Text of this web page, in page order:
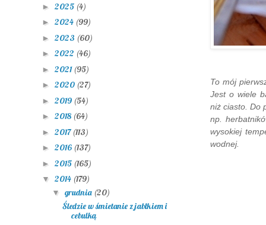
To mój
Jest o wiele
niż ciasto. Do
np.
wysokiej
wodnej.
► 2025 (4)
► 2024 (99)
► 2023 (60)
► 2022 (46)
► 2021 (95)
► 2020 (27)
► 2019 (54)
► 2018 (64)
► 2017(113)
► 2016 (137)
► 2015 (165)
▼ 2014 (179)
▼ grudnia (20)
Śledzie w śmietanie z jabłkiem i
cebulką